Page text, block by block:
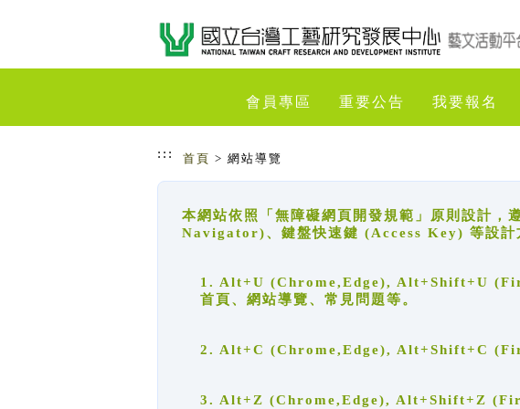
會員專區 重要公告 我要報名
::: 首頁 > 網站導覽
本網站依照「無障礙網頁開發規範」原則設計
Navigator)、鍵盤快速鍵 (Access Key) 等設計
1. Alt+U (Chrome,Edge), Alt+Shift+U
首頁、網站導覽、常見問題等。
2. Alt+C (Chrome,Edge), Alt+Shift+C
3. Alt+Z (Chrome,Edge), Alt+Shift+Z